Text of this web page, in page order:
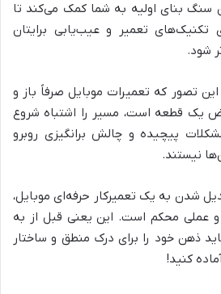
سنگ بنای اولیه به شما کمک می‌کند تا
تکنیک‌های تعمیر و عیب‌یابی برایتان
شود.
این تصور که تعمیرات موبایل صرفاً باز و
یک قطعه است، مسیر را اشتباه شروع
پیچیده و چالش برانگیزی روبرو
نیستند.
شدن به یک تعمیرکار حرفه‌ای موبایل،
عملی محکم است. این یعنی قبل از به
ذهن خود را برای درک منطق و ساختار
کنید!